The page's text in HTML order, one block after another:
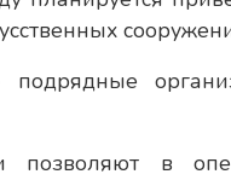
позволяют в